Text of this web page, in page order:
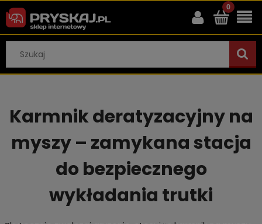
Karmnik deratyzacyjny na
myszy – zamykana stacja
do bezpiecznego
wykładania trutki